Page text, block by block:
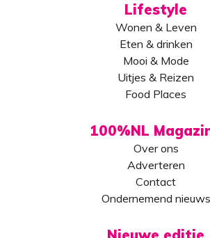
Lifestyle
Wonen & Leven
Eten & drinken
Mooi & Mode
Uitjes & Reizen
Food Places
100%NL
Over ons
Adverteren
Contact
Ondernemend nieuws